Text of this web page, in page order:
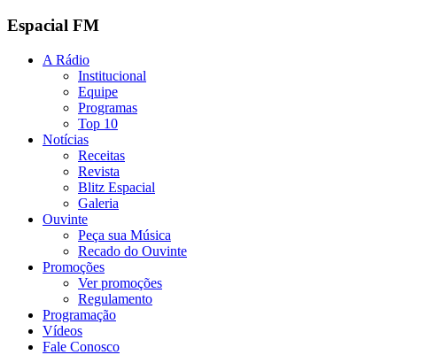
Espacial FM
A Rádio
Institucional
Equipe
Programas
Top 10
Notícias
Receitas
Revista
Blitz Espacial
Galeria
Ouvinte
Peça sua Música
Recado do Ouvinte
Promoções
Ver promoções
Regulamento
Programação
Vídeos
Fale Conosco